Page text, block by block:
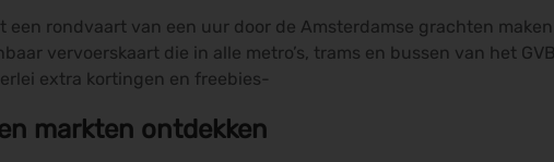
een rondvaart van een uur door de Amsterdamse grachten
vervoerskaart die in alle metro’s, trams en bussen van het
extra kortingen en freebies-
markten ontdekken